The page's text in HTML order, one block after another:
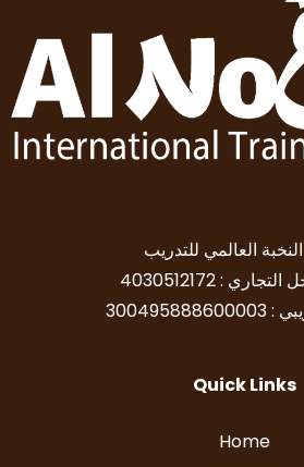
العالمي للتدريب
: 4030512172
Quick Links
Home